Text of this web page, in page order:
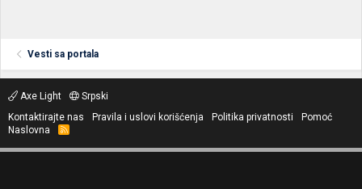
Vesti sa portala
Axe Light
Srpski
Kontaktirajte nas
Pravila i uslovi korišćenja Politika privatnosti
Pomoć
Naslovna
R
S